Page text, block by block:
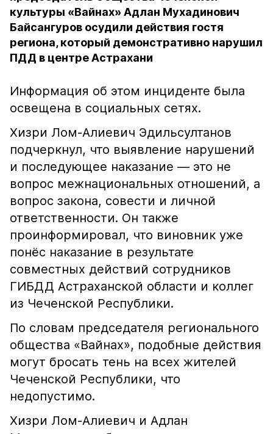
культуры «Вайнах» Адлан Мухадинович
Байсангуров осудили действия гостя
региона, который демонстративно нарушил
ПДД в центре Астрахани
Информация об этом инциденте была
освещена в социальных сетях.
Хизри Лом-Алиевич Эдильсултанов
подчеркнул, что выявление нарушений
и последующее наказание — это не
вопрос межнациональных отношений, а
вопрос закона, совести и личной
ответственности. Он также
проинформировал, что виновник уже
понёс наказание в результате
совместных действий сотрудников
ГИБДД Астраханской области и коллег
из Чеченской Республики.
По словам председателя регионального
общества «Вайнах», подобные действия
могут бросать тень на всех жителей
Чеченской Республики, что
недопустимо.
Хизри Лом-Алиевич и Адлан